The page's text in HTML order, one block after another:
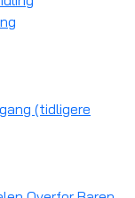
(tidligere